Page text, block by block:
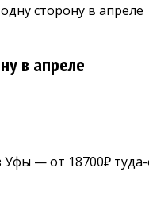
сторону в апреле
в апреле
— от 18700₽